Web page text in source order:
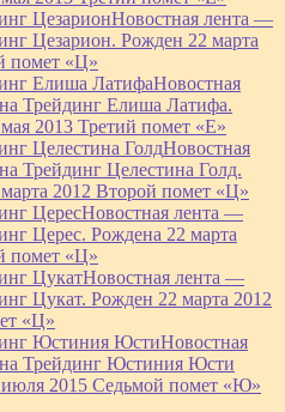
ЦезарионНовостная лента —
Цезарион. Рожден 22 марта
помет «Ц»
Елиша ЛатифаНовостная
Трейдинг Елиша Латифа.
2013 Третий помет «Е»
Целестина ГолдНовостная
Трейдинг Целестина Голд.
2012 Второй помет «Ц»
ЦересНовостная лента —
Церес. Рождена 22 марта
помет «Ц»
ЦукатНовостная лента —
Цукат. Рожден 22 марта 2012
«Ц»
Юстиния ЮстиНовостная
Трейдинг Юстиния Юсти
2015 Седьмой помет «Ю»